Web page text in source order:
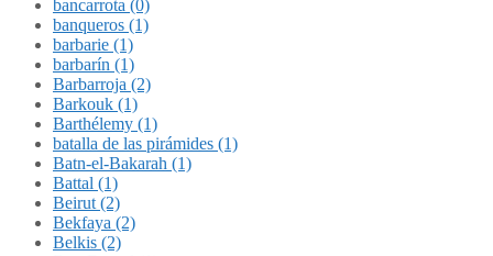
bancarrota (0)
banqueros (1)
barbarie (1)
barbarín (1)
Barbarroja (2)
Barkouk (1)
Barthélemy (1)
batalla de las pirámides (1)
Batn-el-Bakarah (1)
Battal (1)
Beirut (2)
Bekfaya (2)
Belkis (2)